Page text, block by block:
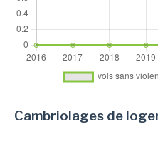
Cambriolages de